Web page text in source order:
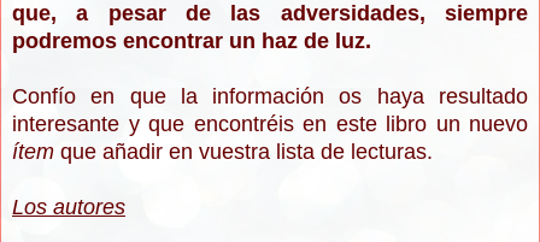
que, a pesar de las adversidades, siempre
podremos encontrar un haz de luz.
Confío en que la información os haya resultado
interesante y que encontréis en este libro un nuevo
ítem que añadir en vuestra lista de lecturas.
Los autores